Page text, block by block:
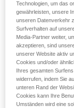
-
Die seitlichen
Hüftknochen
Technologien, um das
gewährleisten, unsere
unseren Datenverkehr
Surfverhalten auf
Media-Partner weiter,
akzeptieren, sind
unserer Website aktiv
Cookies und/oder
Ihres gesamten
widerrufen, indem Sie
unteren Rand der
Cookies kann Ihre
Umständen wird eine